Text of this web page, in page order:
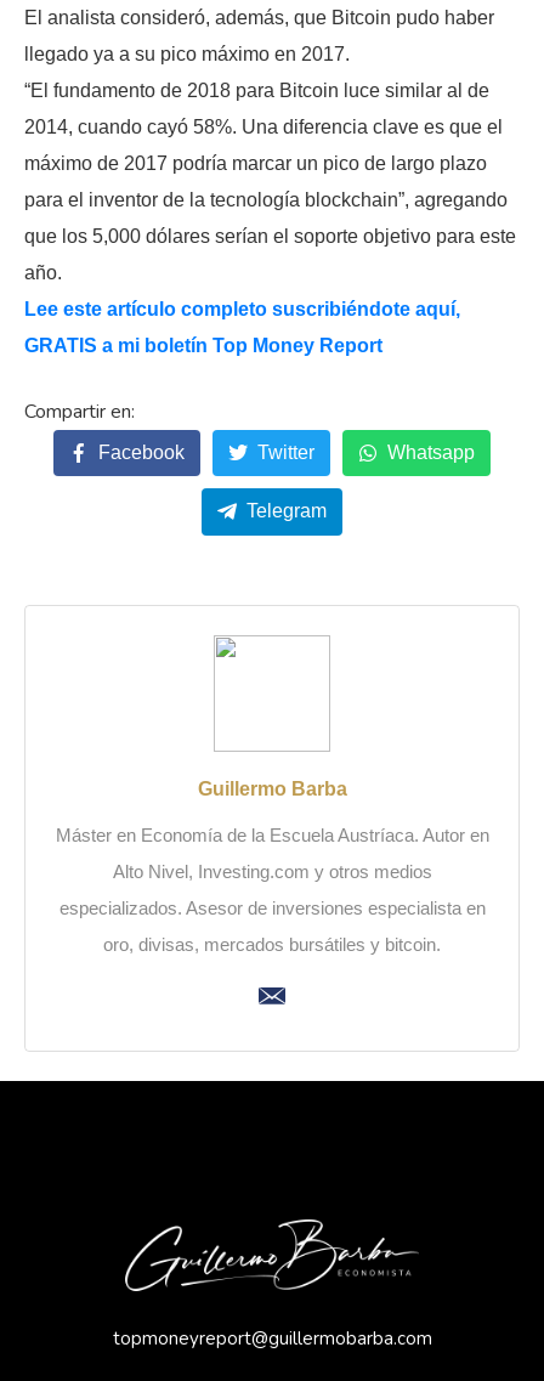
El analista consideró, además, que Bitcoin pudo haber
llegado ya a su pico máximo en 2017.
“El fundamento de 2018 para Bitcoin luce similar al de
2014, cuando cayó 58%. Una diferencia clave es que el
máximo de 2017 podría marcar un pico de largo plazo
para el inventor de la tecnología blockchain”, agregando
que los 5,000 dólares serían el soporte objetivo para este
año.
Lee este artículo completo suscribiéndote aquí,
GRATIS a mi boletín Top Money Report
Facebook Twitter Whatsapp
Telegram
Guillermo Barba
Máster en Economía de la Escuela Austríaca. Autor en
Alto Nivel, Investing.com y otros medios
especializados. Asesor de inversiones especialista en
oro, divisas, mercados bursátiles y bitcoin.
topmoneyreport@guillermobarba.com